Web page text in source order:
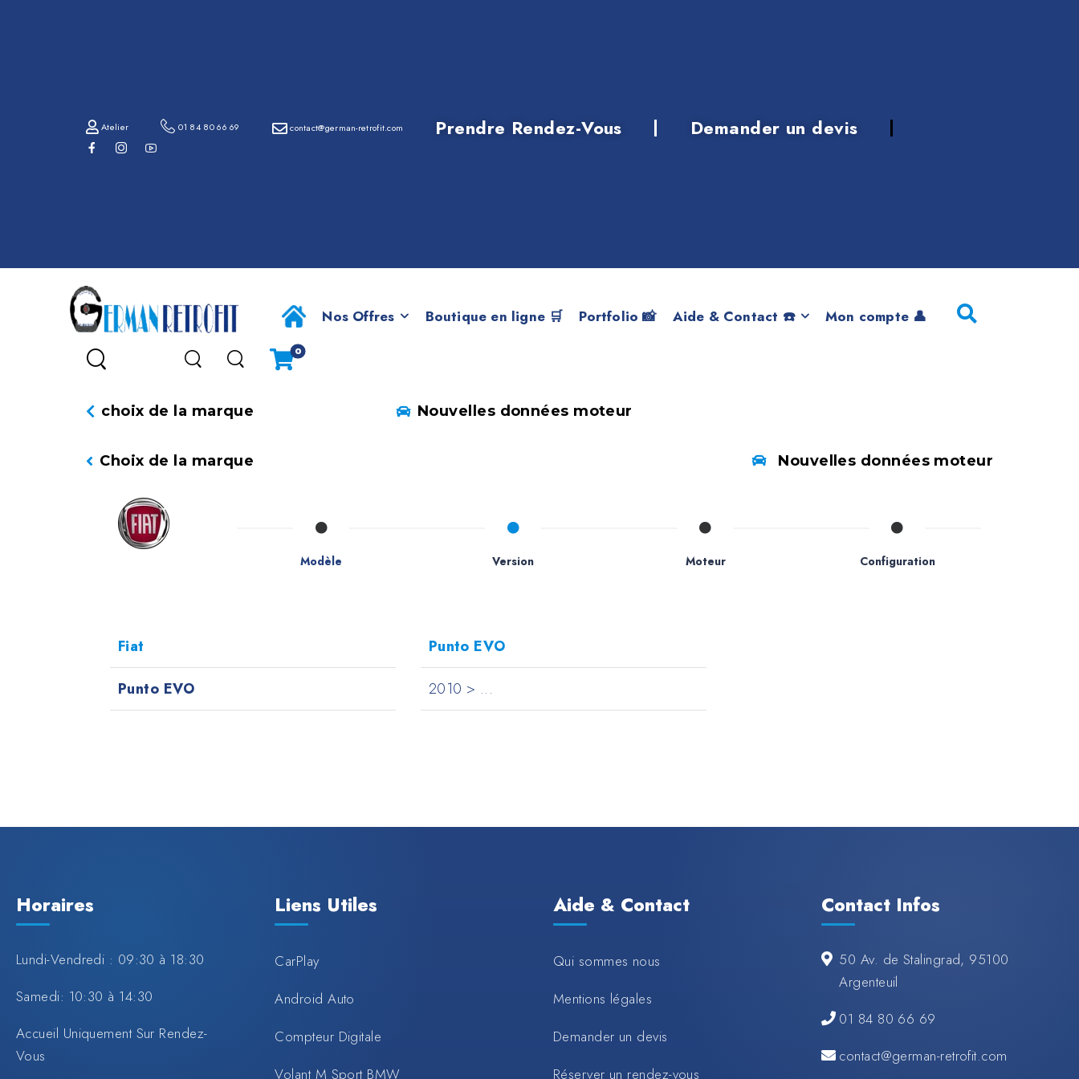
Atelier 01 84 80 66 69 contact@german-retrofit.com Prendre Rendez-Vous Demander un devis
Nos Offres Boutique en ligne 🛒 Portfolio 📸 Aide & Contact ☎️ Mon compte 👤
0
choix de la marque Nouvelles données moteur
Choix de la marque Nouvelles données moteur
Modèle Version Moteur Configuration
Fiat
Punto EVO
Punto EVO
2010 > ...
Horaires
Lundi-Vendredi : 09:30 à 18:30
Samedi: 10:30 à 14:30
Accueil Uniquement Sur Rendez-
Vous
Liens Utiles
CarPlay
Android Auto
Compteur Digitale
Volant M Sport BMW
Aide & Contact
Qui sommes nous
Mentions légales
Demander un devis
Réserver un rendez-vous
Contact Infos
50 Av. de Stalingrad, 95100
Argenteuil
01 84 80 66 69
contact@german-retrofit.com